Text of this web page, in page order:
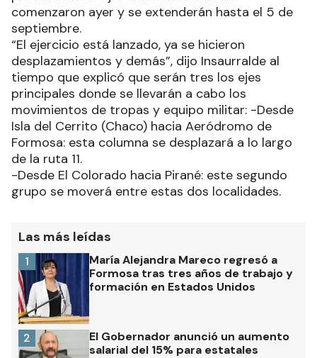
comenzaron ayer y se extenderán hasta el 5 de
septiembre.
“El ejercicio está lanzado, ya se hicieron
desplazamientos y demás”, dijo Insaurralde al
tiempo que explicó que serán tres los ejes
principales donde se llevarán a cabo los
movimientos de tropas y equipo militar: -Desde
Isla del Cerrito (Chaco) hacia Aeródromo de
Formosa: esta columna se desplazará a lo largo
de la ruta 11.
-Desde El Colorado hacia Pirané: este segundo
grupo se moverá entre estas dos localidades.
Las más leídas
María Alejandra Mareco regresó a
Formosa tras tres años de trabajo y
formación en Estados Unidos
1
El Gobernador anunció un aumento
salarial del 15% para estatales
2